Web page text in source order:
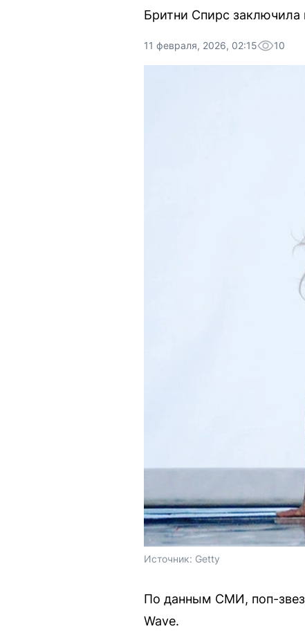
Бритни Спирс
11 февраля, 2026, 02:15 10
Источник: Getty
По данным СМИ, поп-
Wave.